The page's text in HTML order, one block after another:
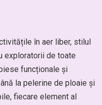
în aer liber, stilul
exploratorii de toate
funcționale și
la pelerine de ploaie și
fiecare element al